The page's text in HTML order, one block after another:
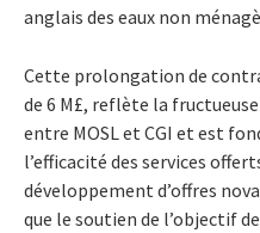
anglais des eaux non
Cette prolongation de
de 6 M£, reflète la
entre MOSL et CGI et est
l’efficacité des services
développement d’offres
que le soutien de l’objectif